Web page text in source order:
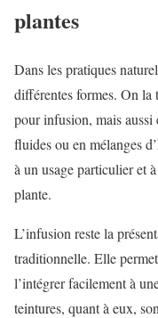
plantes
Dans les pratiques
différentes formes. On la
pour infusion, mais aussi
fluides ou en mélanges
à un usage particulier et
plante.
L’infusion reste la
traditionnelle. Elle
l’intégrer facilement à
teintures, quant à eux,